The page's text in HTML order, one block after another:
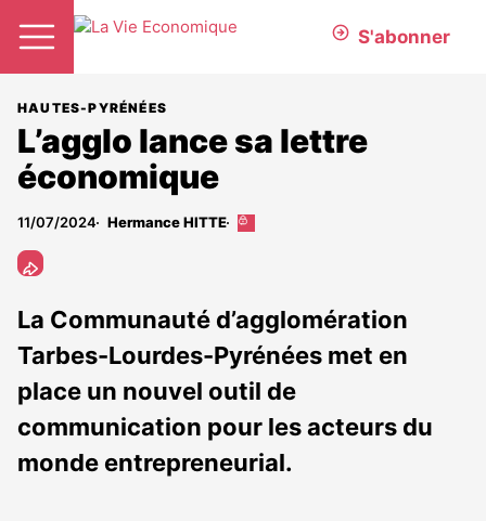
S'abonner
HAUTES-PYRÉNÉES
L’agglo lance sa lettre
économique
11/07/2024 Hermance HITTE
Cet
abonnés
La Communauté d’agglomération
Tarbes-Lourdes-Pyrénées met en
place un nouvel outil de
communication pour les acteurs du
monde entrepreneurial.